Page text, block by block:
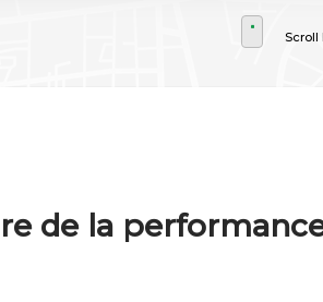
Scroll
de la